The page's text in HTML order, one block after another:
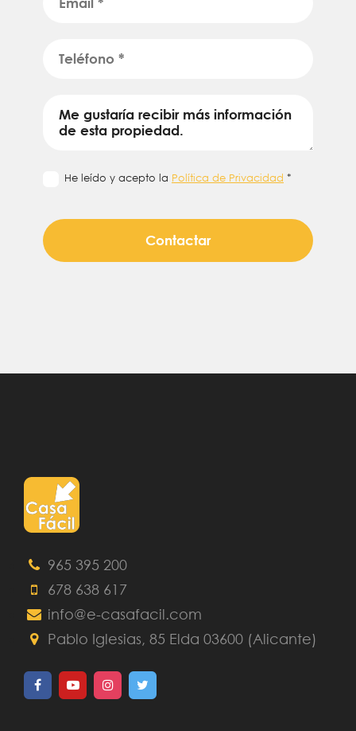
He leído y acepto la Política de Privacidad *
Contactar
965 395 200
678 638 617
info@e-casafacil.com
Pablo Iglesias, 85 Elda 03600 (Alicante)